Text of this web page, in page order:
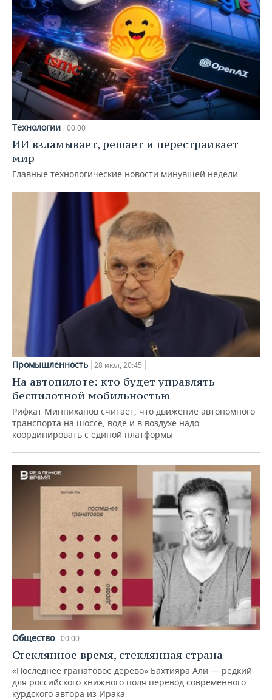
Технологии 00:00
ИИ взламывает, решает и перестраивает
мир
Главные технологические новости минувшей недели
Промышленность 28 июл, 20:45
На автопилоте: кто будет управлять
беспилотной мобильностью
Рифкат Минниханов считает, что движение автономного
транспорта на шоссе, воде и в воздухе надо
координировать с единой платформы
Общество 00:00
Стеклянное время, стеклянная страна
«Последнее гранатовое дерево» Бахтияра Али — редкий
для российского книжного поля перевод современного
курдского автора из Ирака